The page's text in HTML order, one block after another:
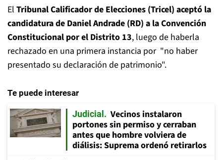
El Tribunal Calificador de Elecciones (Tricel) aceptó la
candidatura de Daniel Andrade (RD) a la Convención
Constitucional por el Distrito 13, luego de haberla
rechazado en una primera instancia por "no haber
presentado su declaración de patrimonio".
Te puede interesar
Judicial
Vecinos instalaron
portones sin permiso y cerraban
antes que hombre volviera de
diálisis: Suprema ordenó retirarlos